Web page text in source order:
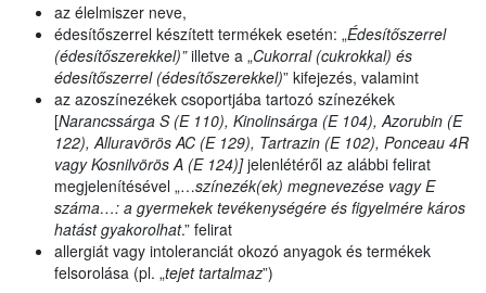
az élelmiszer neve,
édesítőszerrel készített termékek esetén: „Édesítőszerrel
(édesítőszerekkel)”illetve a „Cukorral (cukrokkal) és
édesítőszerrel (édesítőszerekkel)” kifejezés, valamint
az azoszínezékek csoportjába tartozó színezékek
[Narancssárga S (E 110), Kinolinsárga (E 104), Azorubin (E
122), Alluravörös AC (E 129), Tartrazin (E 102), Ponceau 4R
vagy Kosnilvörös A (E 124)]jelenlétéről az alábbi felirat
megjelenítésével „…színezék(ek) megnevezése vagy E
száma…: a gyermekek tevékenységére és figyelmére káros
hatást gyakorolhat.” felirat
allergiát vagy intoleranciát okozó anyagok és termékek
felsorolása (pl. „tejet tartalmaz”)